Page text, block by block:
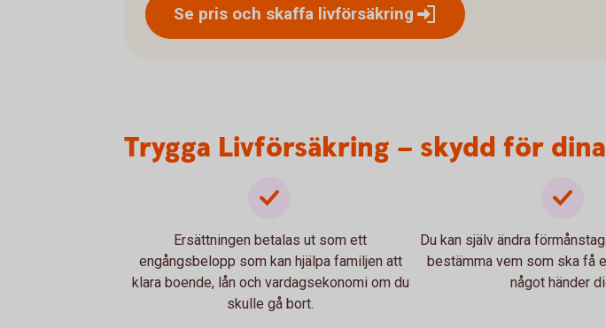
Se pris och skaffa livförsäkring
Trygga Livförsäkring – skydd för
Ersättningen betalas ut som ett
engångsbelopp som kan hjälpa familjen att
klara boende, lån och vardagsekonomi om du
skulle gå bort.
Du kan själv ändra
bestämma vem som ska få
något händer